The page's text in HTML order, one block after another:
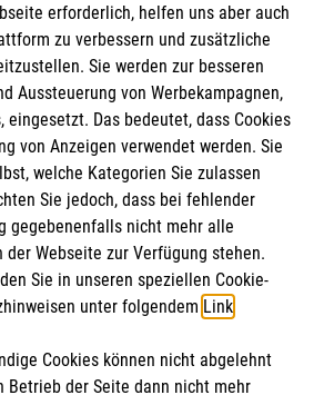
0120 1201 2150 10
uns
erforderlich, helfen uns aber auch
zu verbessern und zusätzliche
Sie werden zur besseren
Aussteuerung von Werbekampagnen,
eingesetzt. Das bedeutet, dass Cookies
von Anzeigen verwendet werden. Sie
welche Kategorien Sie zulassen
Sie jedoch, dass bei fehlender
gegebenenfalls nicht mehr alle
der Webseite zur Verfügung stehen.
Sie in unseren speziellen Cookie-
unter folgendem Link.
Cookies können nicht abgelehnt
Betrieb der Seite dann nicht mehr